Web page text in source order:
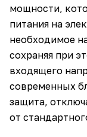
мощности,
питания на
необходимое
сохраняя при
входящего
современных
защита,
от